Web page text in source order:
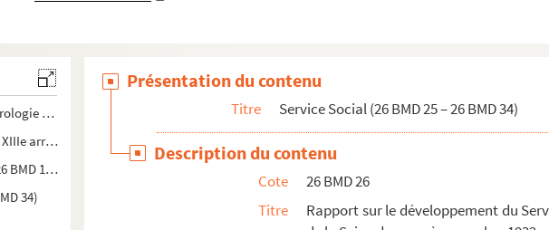
(26 BMD 1 – 26 BMD 4)
arrondissement de Paris, 1920-1940 (26 BMD 5 – 26 BMD 14)
15 – 26 BMD 24)
34)
Présentation du contenu
Titre Service Social (26 BMD 25 – 26 BMD 34)
Description du contenu
Cote
26 BMD 26
Titre
Rapport sur le développement du